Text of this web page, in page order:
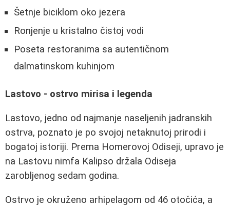
Šetnje biciklom oko jezera
Ronjenje u kristalno čistoj vodi
Poseta restoranima sa autentičnom
dalmatinskom kuhinjom
Lastovo - ostrvo mirisa i legenda
Lastovo, jedno od najmanje naseljenih jadranskih
ostrva, poznato je po svojoj netaknutoj prirodi i
bogatoj istoriji. Prema Homerovoj Odiseji, upravo je
na Lastovu nimfa Kalipso držala Odiseja
zarobljenog sedam godina.
Ostrvo je okruženo arhipelagom od 46 otočića, a